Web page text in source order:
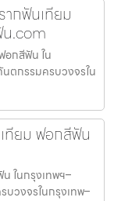
กฟันเทียม
.com
อกสีฟัน ใน
ตกรรมครบวงจรใน
ทียม ฟอกสีฟัน
ในกรุงเทพฯ–
วงจรในกรุงเทพ–